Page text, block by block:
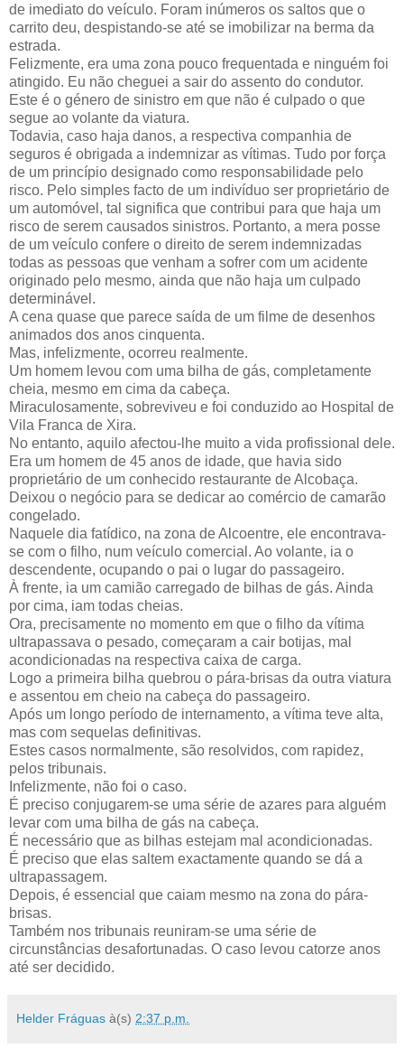
de imediato do veículo. Foram inúmeros os saltos que o
carrito deu, despistando-se até se imobilizar na berma da
estrada.
Felizmente, era uma zona pouco frequentada e ninguém foi
atingido. Eu não cheguei a sair do assento do condutor.
Este é o género de sinistro em que não é culpado o que
segue ao volante da viatura.
Todavia, caso haja danos, a respectiva companhia de
seguros é obrigada a indemnizar as vítimas. Tudo por força
de um princípio designado como responsabilidade pelo
risco. Pelo simples facto de um indivíduo ser proprietário de
um automóvel, tal significa que contribui para que haja um
risco de serem causados sinistros. Portanto, a mera posse
de um veículo confere o direito de serem indemnizadas
todas as pessoas que venham a sofrer com um acidente
originado pelo mesmo, ainda que não haja um culpado
determinável.
A cena quase que parece saída de um filme de desenhos
animados dos anos cinquenta.
Mas, infelizmente, ocorreu realmente.
Um homem levou com uma bilha de gás, completamente
cheia, mesmo em cima da cabeça.
Miraculosamente, sobreviveu e foi conduzido ao Hospital de
Vila Franca de Xira.
No entanto, aquilo afectou-lhe muito a vida profissional dele.
Era um homem de 45 anos de idade, que havia sido
proprietário de um conhecido restaurante de Alcobaça.
Deixou o negócio para se dedicar ao comércio de camarão
congelado.
Naquele dia fatídico, na zona de Alcoentre, ele encontrava-
se com o filho, num veículo comercial. Ao volante, ia o
descendente, ocupando o pai o lugar do passageiro.
À frente, ia um camião carregado de bilhas de gás. Ainda
por cima, iam todas cheias.
Ora, precisamente no momento em que o filho da vítima
ultrapassava o pesado, começaram a cair botijas, mal
acondicionadas na respectiva caixa de carga.
Logo a primeira bilha quebrou o pára-brisas da outra viatura
e assentou em cheio na cabeça do passageiro.
Após um longo período de internamento, a vítima teve alta,
mas com sequelas definitivas.
Estes casos normalmente, são resolvidos, com rapidez,
pelos tribunais.
Infelizmente, não foi o caso.
É preciso conjugarem-se uma série de azares para alguém
levar com uma bilha de gás na cabeça.
É necessário que as bilhas estejam mal acondicionadas.
É preciso que elas saltem exactamente quando se dá a
ultrapassagem.
Depois, é essencial que caiam mesmo na zona do pára-
brisas.
Também nos tribunais reuniram-se uma série de
circunstâncias desafortunadas. O caso levou catorze anos
até ser decidido.
Helder Fráguas à(s) 2:37 p.m.